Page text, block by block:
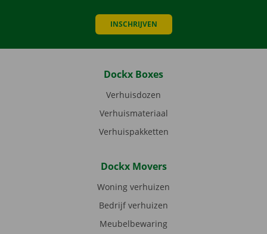
INSCHRIJVEN
Dockx Boxes
Verhuisdozen
Verhuismateriaal
Verhuispakketten
Dockx Movers
Woning verhuizen
Bedrijf verhuizen
Meubelbewaring